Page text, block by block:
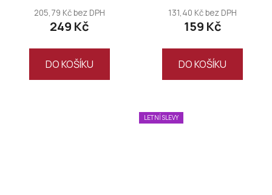
produktu
je
z
205,79 Kč bez DPH
249 Kč
DO KOŠÍKU
131,40 Kč bez DPH
159 Kč
DO KOŠÍKU
LETNÍ SLEVY